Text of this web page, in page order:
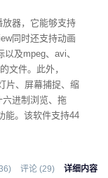
器，它能够支持
同时还支持动画
及mpeg、avi、
文件。此外，
片、屏幕捕捉、缩
六进制浏览、拖
能。该软件支持44
评论 (29) 详细内容